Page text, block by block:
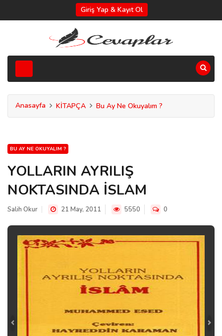
Giriş Yap & Kayıt Ol
Anasayfa KİTAPÇA Bu Ay Ne Okuyalım ?
BU AY NE OKUYALIM ?
YOLLARIN AYRILIŞ
NOKTASINDA İSLAM
Salih Okur 21 May, 2011 5550 0